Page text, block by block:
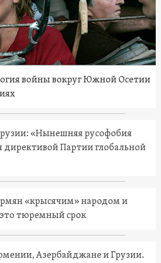
войны вокруг Южной Осетии
«Нынешняя русофобия
директивой Партии глобальной
«крысячим» народом и
тюремный срок
Азербайджане и Грузии.